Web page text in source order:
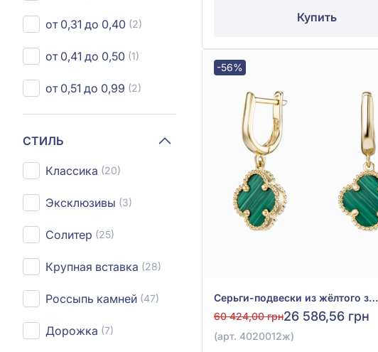
от 0,31 до 0,40 (2)
от 0,41 до 0,50 (1)
от 0,51 до 0,99 (2)
СТИЛЬ
Классика (20)
Эксклюзивы (3)
Солитер (25)
Крупная вставка (28)
Россыпь камней (47)
Дорожка (7)
Купить
-56%
Серьги-подвески из жёлтого золота 585° с зелёным малахитом, арт. 4020012ж
60 424,00 грн26 586,56 грн
(арт. 4020012ж)